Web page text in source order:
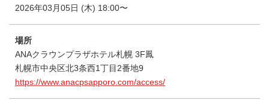
2026年03月05日 (木) 18:00〜
場所
ANAクラウンプラザホテル札幌 3F鳳
札幌市中央区北3条西1丁目2番地9
https://www.anacpsapporo.com/access/